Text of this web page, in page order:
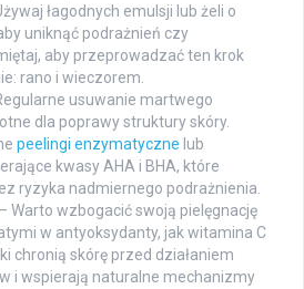
łagodnych emulsji lub żeli o
uniknąć podrażnień czy
aby przeprowadzać ten krok
rano i wieczorem.
usuwanie martwego
dla poprawy struktury skóry.
peelingi enzymatyczne lub
kwasy AHA i BHA, które
ryzyka nadmiernego podrażnienia.
– Warto wzbogacić swoją pielęgnację
w antyoksydanty, jak witamina C
chronią skórę przed działaniem
i wspierają naturalne mechanizmy